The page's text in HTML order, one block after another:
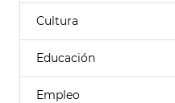
Cultura
Educación
Empleo